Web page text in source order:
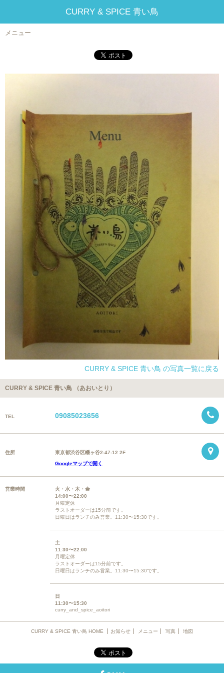
CURRY & SPICE 青い鳥
メニュー
CURRY & SPICE 青い鳥 の写真一覧に戻る
CURRY & SPICE 青い鳥 （あおいとり）
TEL 09085023656
住所
東京都渋谷区幡ヶ谷2-47-12 2F
Googleマップで開く
営業時間
火・水・木・金
14:00〜22:00
月曜定休
ラストオーダーは15分前です。
日曜日はランチのみ営業。11:30〜15:30です。
土
11:30〜22:00
月曜定休
ラストオーダーは15分前です。
日曜日はランチのみ営業。11:30〜15:30です。
日
11:30〜15:30
curry_and_spice_aoitori
CURRY & SPICE 青い鳥 HOME お知らせ メニュー 写真 地図